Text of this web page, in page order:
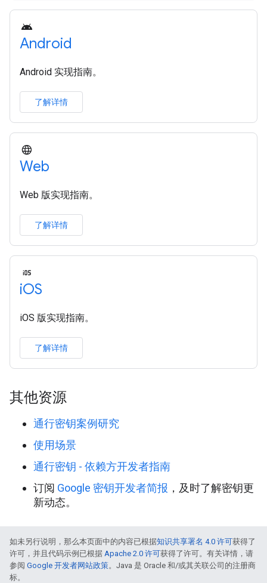
Android
Android 实现指南。
了解详情
Web
Web 版实现指南。
了解详情
iOS
iOS 版实现指南。
了解详情
其他资源
通行密钥案例研究
使用场景
通行密钥 - 依赖方开发者指南
订阅 Google 密钥开发者简报 ，及时了解密钥更
新动态。
如未另行说明，那么本页面中的内容已根据知识共享署名 4.0 许可获得了
许可，并且代码示例已根据 Apache 2.0 许可获得了许可。有关详情，请
参阅 Google 开发者网站政策。Java 是 Oracle 和/或其关联公司的注册商
标。